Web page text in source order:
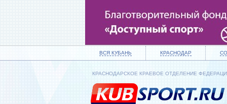
ВСЯ КУБАНЬ КРАСНОДАР
КРАСНОДАРСКОЕ КРАЕВОЕ ОТДЕЛЕНИЕ